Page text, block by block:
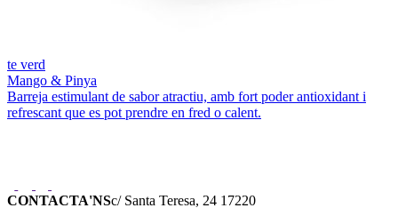
te verd
Mango & Pinya
Barreja estimulant de sabor atractiu, amb fort poder antioxidant i
refrescant que es pot prendre en fred o calent.
CONTACTA'NSc/ Santa Teresa, 24 17220